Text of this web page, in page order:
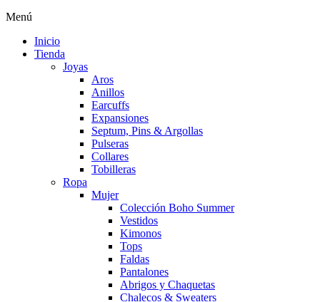
Menú
Inicio
Tienda
Joyas
Aros
Anillos
Earcuffs
Expansiones
Septum, Pins & Argollas
Pulseras
Collares
Tobilleras
Ropa
Mujer
Colección Boho Summer
Vestidos
Kimonos
Tops
Faldas
Pantalones
Abrigos y Chaquetas
Chalecos & Sweaters